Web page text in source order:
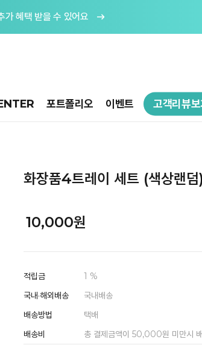
혜택 받을 수 있어요
포트폴리오 이벤트 고객리뷰보
화장품4트레이 세트 (색상랜덤)
10,000원
적립금
1 %
국내·해외배송
국내배송
배송방법
택배
배송비
총 결제금액이 50,000원 미만시